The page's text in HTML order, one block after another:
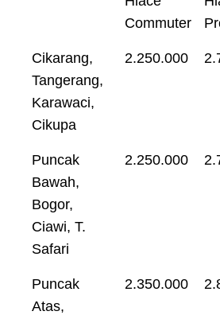
Commuter
Cikarang,
Tangerang,
Karawaci,
Cikupa
2.250.000
Puncak
Bawah,
Bogor,
Ciawi, T.
Safari
2.250.000
Puncak
Atas,
2.350.000